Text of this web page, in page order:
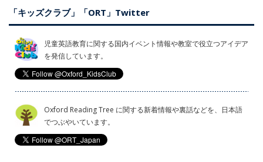
「キッズクラブ」「ORT」Twitter
児童英語教育に関する国内イベント情報や教室で役立つアイデア
を発信しています。
Oxford Reading Tree に関する新着情報や裏話などを、日本語
でつぶやいています。